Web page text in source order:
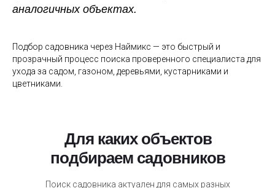
аналогичных объектах.
Подбор садовника через Наймикс — это быстрый и
прозрачный процесс поиска проверенного специалиста для
ухода за садом, газоном, деревьями, кустарниками и
цветниками.
Поиск садовника актуален для самых разных
Для каких объектов
подбираем садовников